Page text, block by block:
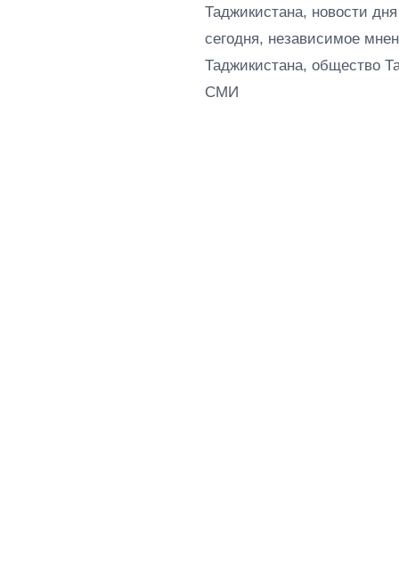
Таджикистана, новости
сегодня, независимое
Таджикистана, общество
СМИ